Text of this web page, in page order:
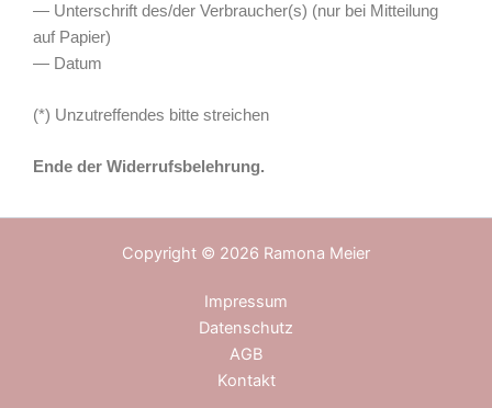
— Unterschrift des/der Verbraucher(s) (nur bei Mitteilung
auf Papier)
— Datum
(*) Unzutreffendes bitte streichen
Ende der Widerrufsbelehrung.
Copyright © 2026 Ramona Meier
Impressum
Datenschutz
AGB
Kontakt